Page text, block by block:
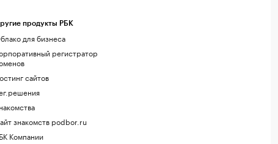
продукты РБК
для бизнеса
регистратор
сайтов
знакомств podbor.ru
Компании